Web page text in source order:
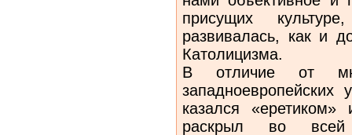
присущих
развивалась, как и
Католицизма.
В отличие от
казался
раскрыл во